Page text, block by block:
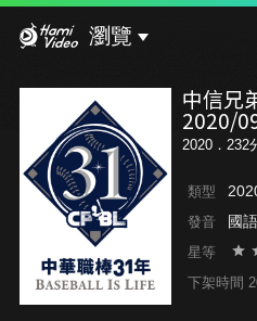
瀏覽
中信兄
2020/
2020．232
類型
發音 國語
星等
下架時間